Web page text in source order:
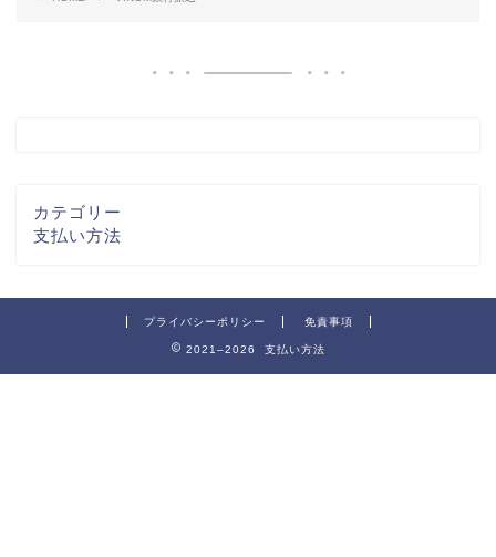
カテゴリー
支払い方法
プライバシーポリシー 免責事項
2021–2026 支払い方法